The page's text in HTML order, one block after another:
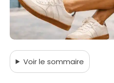
Voirle sommaire